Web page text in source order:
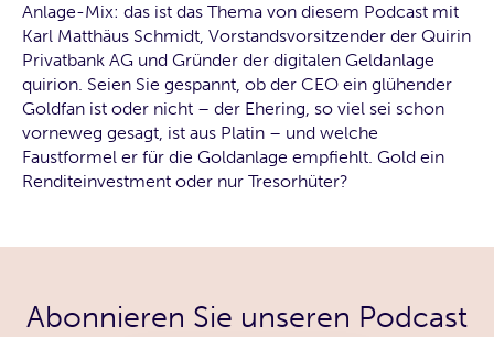
Anlage-Mix: das ist das Thema von diesem Podcast mit
Karl Matthäus Schmidt, Vorstandsvorsitzender der Quirin
Privatbank AG und Gründer der digitalen Geldanlage
quirion. Seien Sie gespannt, ob der CEO ein glühender
Goldfan ist oder nicht – der Ehering, so viel sei schon
vorneweg gesagt, ist aus Platin – und welche
Faustformel er für die Goldanlage empfiehlt. Gold ein
Renditeinvestment oder nur Tresorhüter?
Abonnieren Sie unseren Podcast